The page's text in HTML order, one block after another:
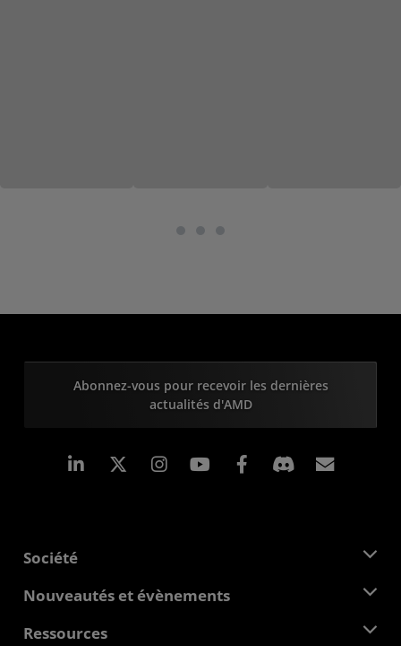
Abonnez-vous pour recevoir les dernières
actualités d'AMD
LinkedIn Instagram Facebook
Société
À propos d'AMD
Responsabilité d'entreprise
Nouveautés et évènements
Salle de presse
Ressources